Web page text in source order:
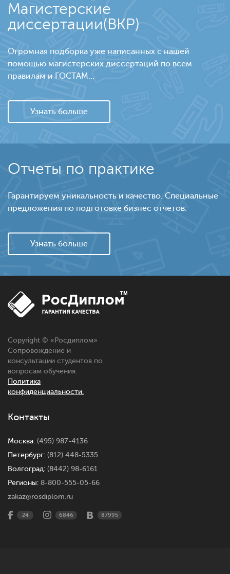
Магистерские
диссертации(ВКР)
Огромная подборка уже написанных с нашей
помощью магистерских диссертаций по всем
правилам и ГОСТАМ...
Узнать больше
Отчеты по практике
Гарантируем уникальность и качество. Специальные
предложения по подготовке бизнес отчетов.
Узнать больше
Copyright © « Росдиплом»
Сопровождение и
консультации студентов по
вопросам обучения.
Политика
конфиденциальности.
Контакты
Москва: (495) 987-4136
Петербург: (812) 448-5335
Волгоград: (8442) 98-6161
Регионы: 8-800-555-05-66
zakaz@rosdiplom.ru
24 6846 87995